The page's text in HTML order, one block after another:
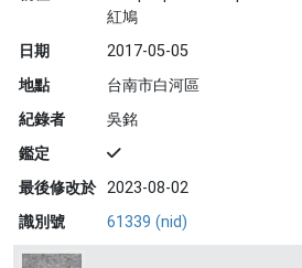
紅鳩
日期
2017-05-05
地點
台南市白河區
紀錄者
吳銘
鑑定
最後修改於 2023-08-02
識別號
61339 (nid)